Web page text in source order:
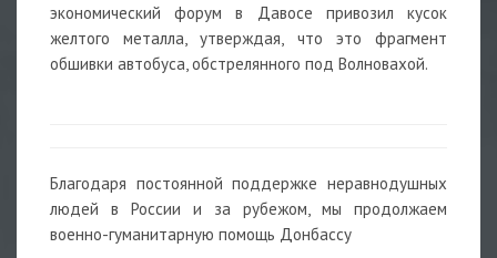
экономический форум в Давосе привозил кусок
желтого металла, утверждая, что это фрагмент
обшивки автобуса, обстрелянного под Волновахой.
Благодаря постоянной поддержке неравнодушных
людей в России и за рубежом, мы продолжаем
военно-гуманитарную помощь Донбассу